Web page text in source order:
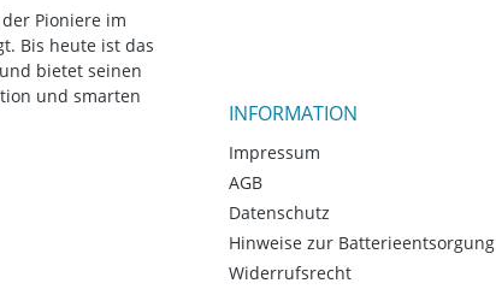
Pioniere im
Bis heute ist das
bietet seinen
und smarten
INFORMATION
Impressum
AGB
Datenschutz
Hinweise zur Batterieentsorgung
Widerrufsrecht